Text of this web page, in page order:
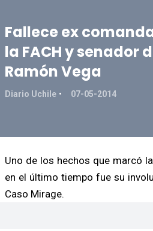
Fallece ex
la FACH y senador
Ramón Vega
Diario Uchile 07-05-2014
Uno de los hechos que marcó
en el último tiempo fue su
Caso Mirage.